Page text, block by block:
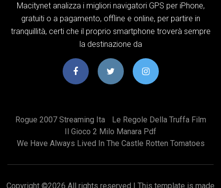
Macitynet analizza i migliori navigatori GPS per iPhone,
gratuiti o a pagamento, offline e online, per partire in
tranquillità, certi che il proprio smartphone troverà sempre
la destinazione da
Rogue 2007 Streaming Ita
Le Regole Della Truffa Film
Il Gioco 2 Milo Manara Pdf
We Have Always Lived In The Castle Rotten Tomatoes
Copyright ©2026 All rights reserved | This template is made